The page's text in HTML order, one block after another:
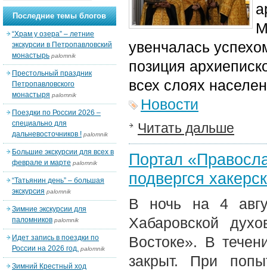
увенчалась
позиция
всех слоях
Новости
Читать дальше
Портал
подвергся
В ночь на 4
Хабаровской
Востоке». В
закрыт. При
Последние темы блогов
“Храм у озера” – летние
экскурсии в Петропавловский
монастырь palomnik
Престольный праздник
Петропавловского
монастыря palomnik
Поездки по России 2026 –
специально для
дальневосточников ! palomnik
Большие экскурсии для всех в
феврале и марте palomnik
“Татьянин день” – большая
экскурсия palomnik
Зимние экскурсии для
паломников palomnik
Идет запись в поездки по
России на 2026 год. palomnik
Зимний Крестный ход